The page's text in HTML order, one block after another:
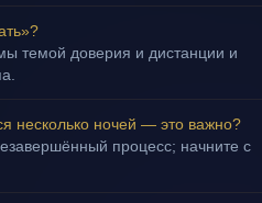
темой доверия и дистанции и
несколько ночей — это важно?
процесс; начните с